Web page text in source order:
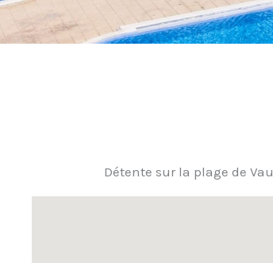
Détente sur la plage de Vau